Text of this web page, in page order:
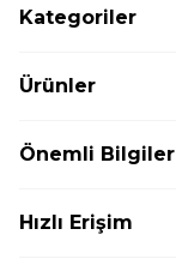
Kategoriler
Ürünler
Önemli Bilgiler
Hızlı Erişim